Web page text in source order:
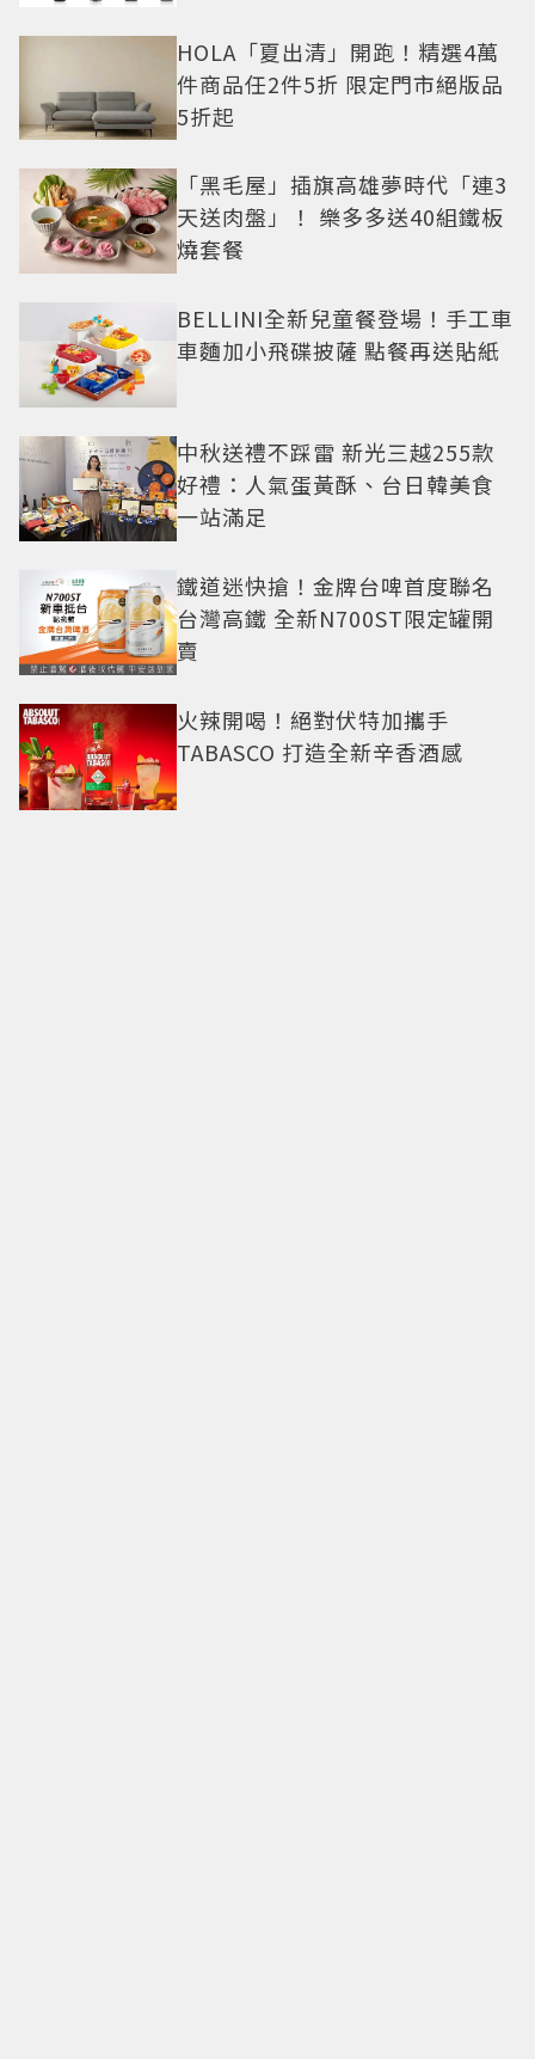
HOLA「夏出清」開跑！精選4萬
件商品任2件5折 限定門市絕版品
5折起
「黑毛屋」插旗高雄夢時代「連3
天送肉盤」！ 樂多多送40組鐵板
燒套餐
BELLINI全新兒童餐登場！手工車
車麵加小飛碟披薩 點餐再送貼紙
中秋送禮不踩雷 新光三越255款
好禮：人氣蛋黃酥、台日韓美食
一站滿足
鐵道迷快搶！金牌台啤首度聯名
台灣高鐵 全新N700ST限定罐開
賣
火辣開喝！絕對伏特加攜手
TABASCO 打造全新辛香酒感